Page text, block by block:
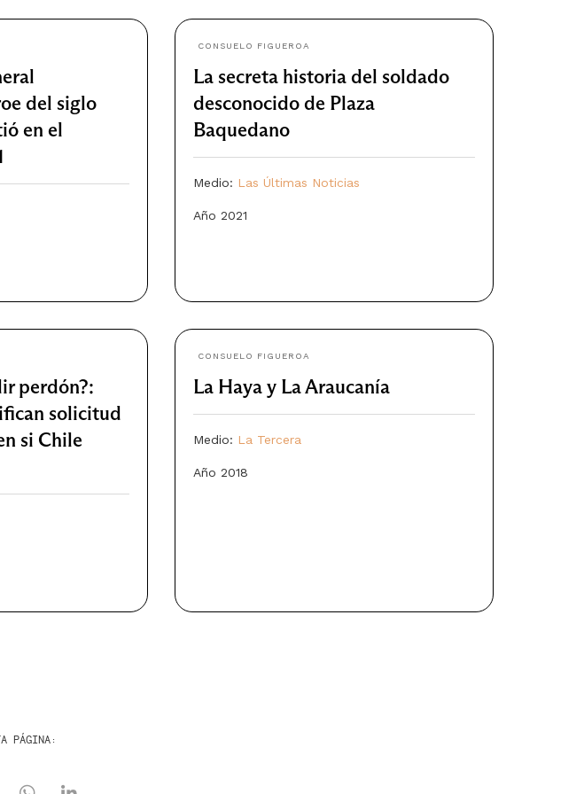
del siglo
en el
CONSUELO FIGUEROA
La secreta historia del soldado
desconocido de Plaza
Baquedano
Medio: Las Últimas Noticias
Año 2021
perdón?:
solicitud
si Chile
CONSUELO FIGUEROA
La Haya y La Araucanía
Medio: La Tercera
Año 2018
PÁGINA: